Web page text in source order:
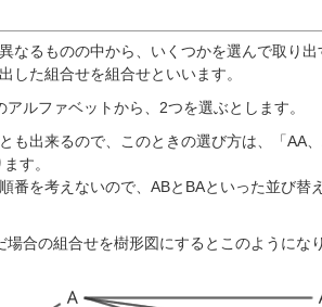
なるものの中から、いくつかを選んで取り出
した組合せを組合せといいます。
ルファベットから、2つを選ぶとします。
も出来るので、このときの選び方は、「AA、
す。
番を考えないので、ABとBAといった並び替
合の組合せを樹形図にするとこのようになり